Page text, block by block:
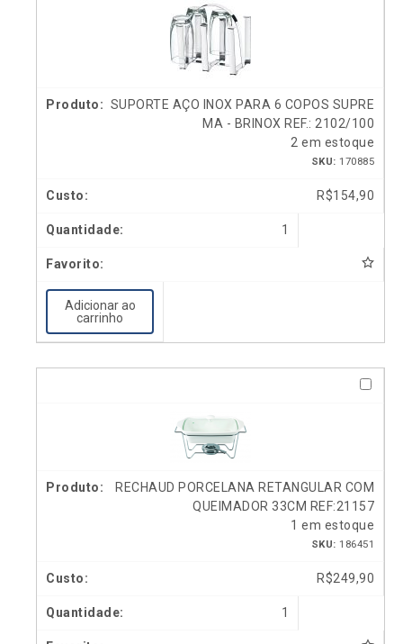
SUPORTE AÇO INOX PARA 6 COPOS SUPRE
MA - BRINOX REF.: 2102/100
2 em estoque
SKU: 170885
R$154,90
1
Adicionar ao
carrinho
RECHAUD PORCELANA RETANGULAR COM
QUEIMADOR 33CM REF:21157
1 em estoque
SKU: 186451
R$249,90
1